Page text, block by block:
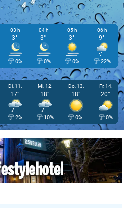
03 h
3°
0%
04 h
3°
0%
05 h
3°
0%
06 h
9°
22%
Di, 11.
17°
2%
Mi, 12.
18°
10%
Do, 13.
18°
0%
Fr, 14.
20°
0%